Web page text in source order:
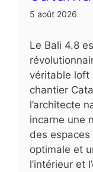
5 août 2026
Le Bali 4.8
véritable loft
chantier
l’architecte
incarne une
des
optimale et
l’intérieur et